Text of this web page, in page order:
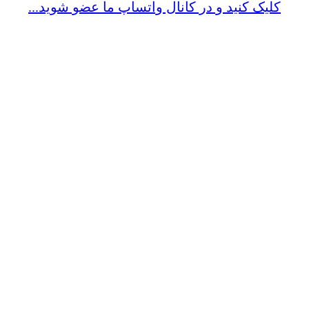
کلیک کنید و در کانال واتساپ ما عضو شوید...